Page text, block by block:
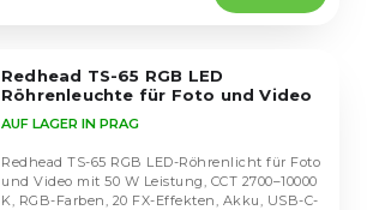
Redhead TS-65 RGB LED
Röhrenleuchte für Foto und Video
AUF LAGER IN PRAG
Redhead TS-65 RGB LED-Röhrenlicht für Foto
und Video mit 50 W Leistung, CCT 2700–10000
K, RGB-Farben, 20 FX-Effekten, Akku, USB-C-